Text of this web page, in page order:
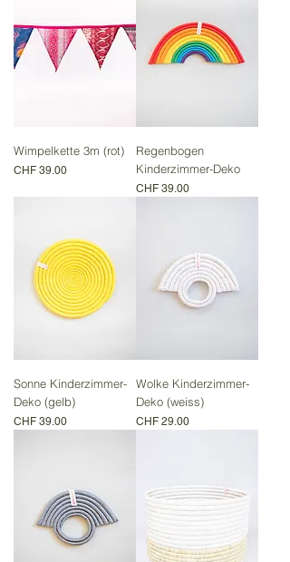
Wimpelkette 3m (rot)
Preis
CHF 39.00
Regenbogen
Kinderzimmer-Deko
Preis
CHF 39.00
Sonne Kinderzimmer-
Deko (gelb)
Preis
CHF 39.00
Wolke Kinderzimmer-
Deko (weiss)
Preis
CHF 29.00